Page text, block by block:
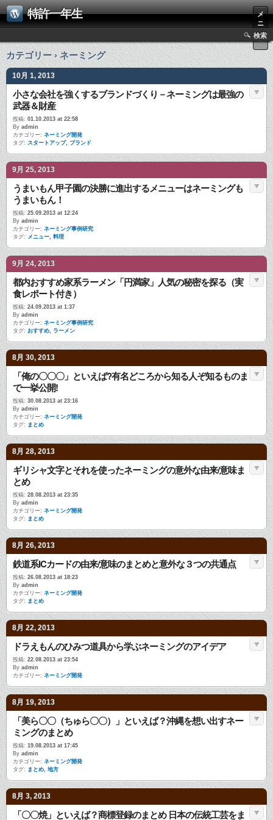
特許一年生
メ
ニ
ュ
ー
検索
カテゴリー › ネーミング
10月 1, 2013
小さな会社を強くするブランドづくり－ネーミングは最強の
武器＆財産
投稿: 01.10.2013 at 22:58
By admin
カテゴリー: ネーミング開発
タグ: スタートアップ, ブランド
9月 25, 2013
うまいもん甲子園の決勝に進出するメニューはネーミングも
うまいもん！
投稿: 25.09.2013 at 12:24
By admin
カテゴリー: ネーミング事例研究
タグ: メニュー, 料理
9月 24, 2013
都内おすすめ家系ラーメン「円満家」人気の秘密を探る（実
食レポート付き）
投稿: 24.09.2013 at 1:37
By admin
カテゴリー: ネーミング事例研究
タグ: おすすめ, ラーメン
8月 30, 2013
「俺の〇〇〇」といえば?有名どころから知る人ぞ知るものま
で一挙公開!
投稿: 30.08.2013 at 23:16
By admin
カテゴリー: ネーミング開発
タグ: まとめ
8月 28, 2013
ギリシャ文字とそれを使ったネーミングの意外な由来/意味ま
とめ
投稿: 28.08.2013 at 23:35
By admin
カテゴリー: ネーミング開発
タグ: まとめ
8月 26, 2013
鉄道系ICカードの由来/意味のまとめと意外な３つの共通点
投稿: 26.08.2013 at 18:23
By admin
カテゴリー: ネーミング開発
タグ: まとめ
8月 22, 2013
ドラえもんのひみつ道具から学ぶネーミングのアイデア
投稿: 22.08.2013 at 23:54
By admin
カテゴリー: ネーミング開発
8月 19, 2013
「美ら〇〇（ちゅら〇〇）」といえば？沖縄を想い出すネー
ミングのまとめ
投稿: 19.08.2013 at 17:45
By admin
カテゴリー: ネーミング開発
タグ: まとめ, 地方
8月 3, 2013
「〇〇焼」といえば？商標登録のまとめ 日本の伝統工芸をま